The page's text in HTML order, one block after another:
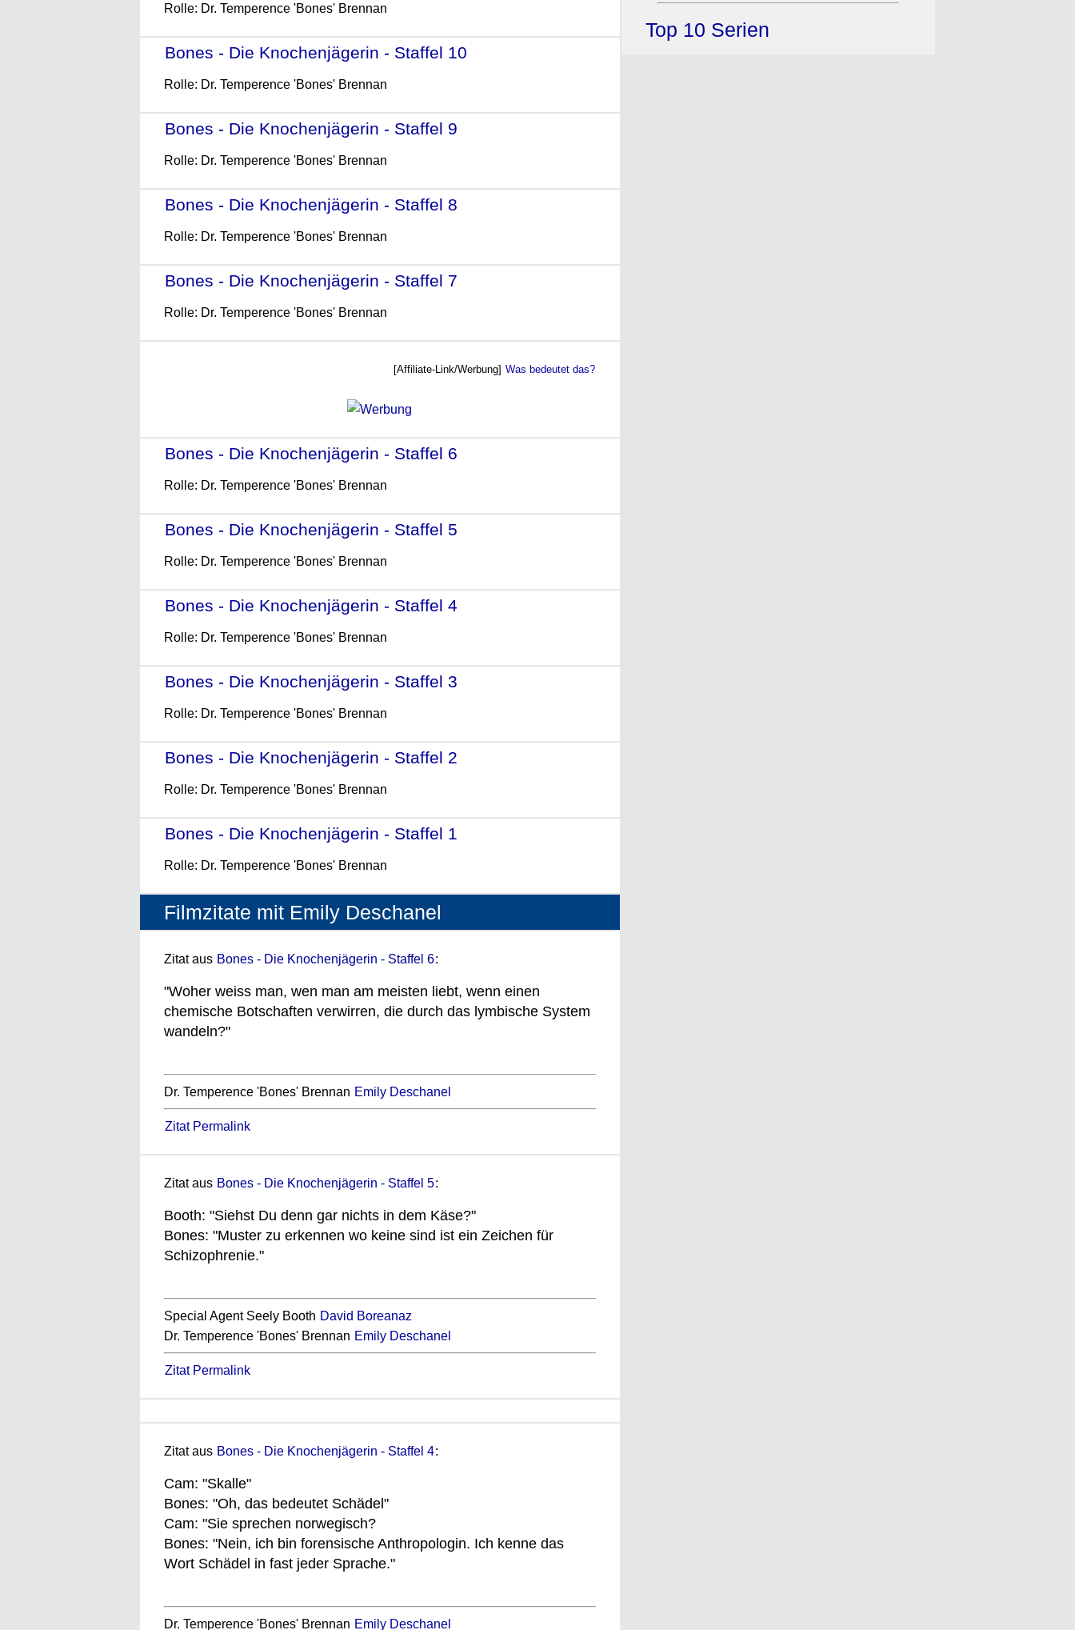
Rolle: Dr. Temperence 'Bones' Brennan
Bones - Die Knochenjägerin - Staffel 10
Rolle: Dr. Temperence 'Bones' Brennan
Bones - Die Knochenjägerin - Staffel 9
Rolle: Dr. Temperence 'Bones' Brennan
Bones - Die Knochenjägerin - Staffel 8
Rolle: Dr. Temperence 'Bones' Brennan
Bones - Die Knochenjägerin - Staffel 7
Rolle: Dr. Temperence 'Bones' Brennan
[Affiliate-Link/Werbung] Was bedeutet das?
Bones - Die Knochenjägerin - Staffel 6
Rolle: Dr. Temperence 'Bones' Brennan
Bones - Die Knochenjägerin - Staffel 5
Rolle: Dr. Temperence 'Bones' Brennan
Bones - Die Knochenjägerin - Staffel 4
Rolle: Dr. Temperence 'Bones' Brennan
Bones - Die Knochenjägerin - Staffel 3
Rolle: Dr. Temperence 'Bones' Brennan
Bones - Die Knochenjägerin - Staffel 2
Rolle: Dr. Temperence 'Bones' Brennan
Bones - Die Knochenjägerin - Staffel 1
Rolle: Dr. Temperence 'Bones' Brennan
Filmzitate mit Emily Deschanel
Zitat aus Bones - Die Knochenjägerin - Staffel 6:
"Woher weiss man, wen man am meisten liebt, wenn einen
chemische Botschaften verwirren, die durch das lymbische System
wandeln?"
Dr. Temperence 'Bones' Brennan Emily Deschanel
Zitat Permalink
Zitat aus Bones - Die Knochenjägerin - Staffel 5:
Booth: "Siehst Du denn gar nichts in dem Käse?"
Bones: "Muster zu erkennen wo keine sind ist ein Zeichen für
Schizophrenie."
Special Agent Seely Booth David Boreanaz
Dr. Temperence 'Bones' Brennan Emily Deschanel
Zitat Permalink
Zitat aus Bones - Die Knochenjägerin - Staffel 4:
Cam: "Skalle"
Bones: "Oh, das bedeutet Schädel"
Cam: "Sie sprechen norwegisch?
Bones: "Nein, ich bin forensische Anthropologin. Ich kenne das
Wort Schädel in fast jeder Sprache."
Dr. Temperence 'Bones' Brennan Emily Deschanel
Top 10 Serien